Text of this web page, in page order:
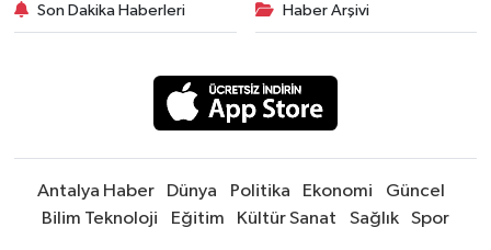
Son Dakika Haberleri Haber Arşivi
Antalya Haber Dünya Politika Ekonomi
Güncel
Bilim Teknoloji
Eğitim Kültür Sanat Sağlık Spor